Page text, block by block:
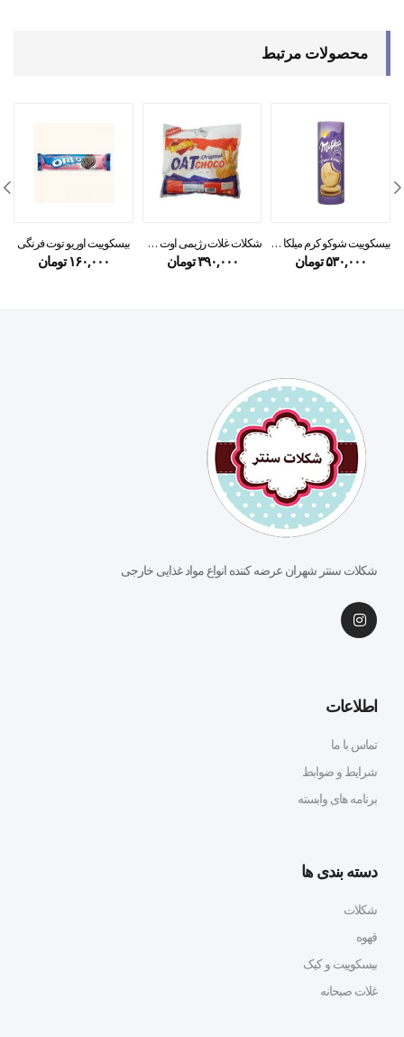
محصولات مرتبط
بیسکوییت شوکو کرم میلکا – milka
۵۳۰,۰۰۰تومان
شکلات غلات رژیمی اوت شوکو
۳۹۰,۰۰۰تومان
بیسکوییت اوریو توت فرنگی
۱۶۰,۰۰۰ تومان
شکلات سنتر شهران عرضه کننده انواع مواد غذایی خارجی
اطلاعات
تماس با ما
شرایط و ضوابط
برنامه های وابسته
دسته بندی ها
شکلات
قهوه
بیسکوییت و کیک
غلات صبحانه